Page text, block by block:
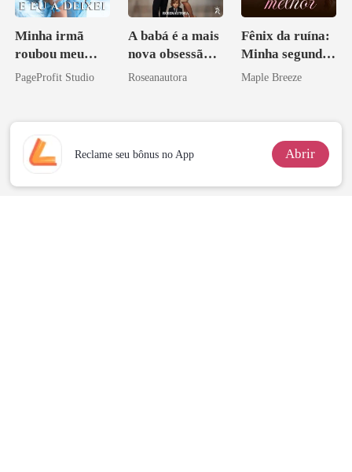
Minha irmã
roubou meu
companheiro e
PageProfit Studio
A babá é a mais
nova obsessão
do CEO
Roseanautora
Fênix da ruína:
Minha segunda
vida e um
Maple Breeze
Reclame seu bônus no App Abrir